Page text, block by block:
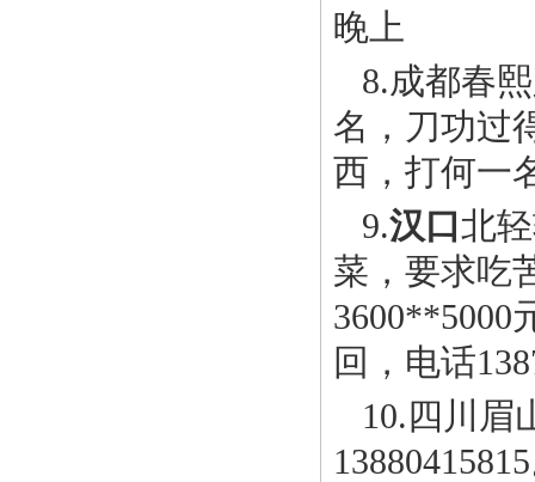
晚上
8.成都春
名，刀功过
西，打何一
9.汉口 北
菜，要求吃
3600**5000
回，电话
10.四川眉